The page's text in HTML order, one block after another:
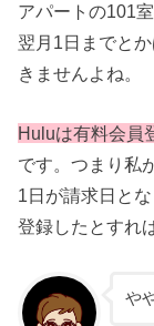
アパートの101
翌月1日までと
きませんよね。
Huluは有料会員
です。つまり私
1日が請求日と
登録したとすれ
や